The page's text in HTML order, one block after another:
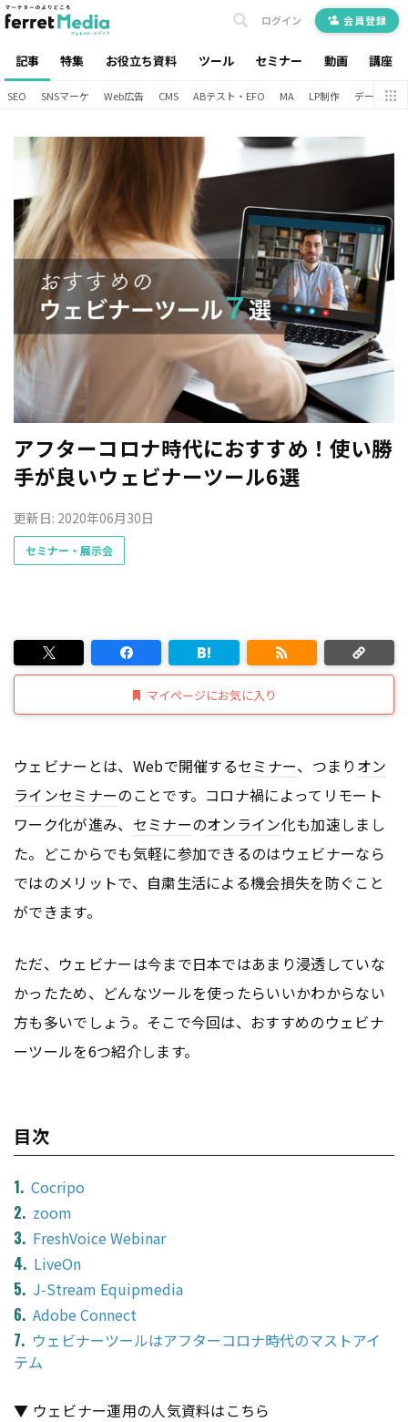
記事 特集 お役立ち資料 ツール セミナー 動画 講座
ログイン 会員登録
SEO SNSマーケ Web広告 CMS ABテスト・EFO MA LP制作 データ分析
アフターコロナ時代におすすめ！使い勝
手が良いウェビナーツール6選
更新日: 2020年06月30日
セミナー・展示会
マイページにお気に入り
ウェビナーとは、Webで開催するセミナー、つまり オン
ラインセミナーのことです。コロナ禍によってリモート
ワーク化が進み、 セミナーのオンライン化も加速しまし
た。どこからでも気軽に参加できるのはウェビナーなら
ではのメリットで、自粛生活による機会損失を防ぐこと
ができます。
ただ、ウェビナーは今まで日本ではあまり浸透していな
かったため、どんなツールを使ったらいいかわからない
方も多いでしょう。そこで今回は、おすすめのウェビナ
ーツールを6つ紹介します。
目次
Cocripo
zoom
FreshVoice Webinar
LiveOn
J-Stream Equipmedia
Adobe Connect
ウェビナーツールはアフターコロナ時代のマストアイ
テム
▼ ウェビナー運用の人気資料はこちら